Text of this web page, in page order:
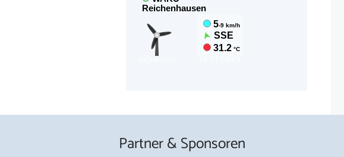
Partner & Sponsoren